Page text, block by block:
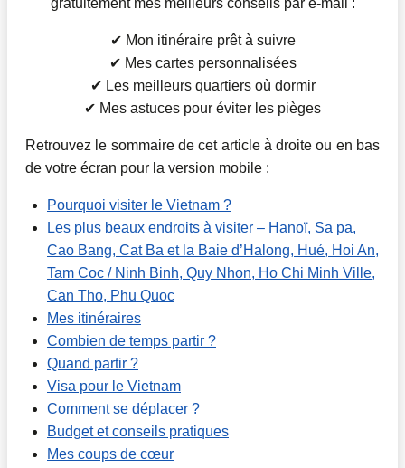
gratuitement mes meilleurs conseils par e-mail :
✔ Mon itinéraire prêt à suivre
✔ Mes cartes personnalisées
✔ Les meilleurs quartiers où dormir
✔ Mes astuces pour éviter les pièges
Retrouvez le sommaire de cet article à droite ou en bas
de votre écran pour la version mobile :
Pourquoi visiter le Vietnam ?
Les plus beaux endroits à visiter – Hanoï, Sa pa,
Cao Bang, Cat Ba et la Baie d’Halong, Hué, Hoi An,
Tam Coc / Ninh Binh, Quy Nhon, Ho Chi Minh Ville,
Can Tho, Phu Quoc
Mes itinéraires
Combien de temps partir ?
Quand partir ?
Visa pour le Vietnam
Comment se déplacer ?
Budget et conseils pratiques
Mes coups de cœur